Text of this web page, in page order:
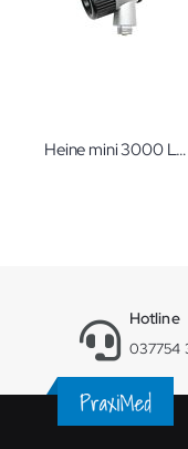
Heine mini 3000 LED ohne Griff mit Kontaktscheibe Dermatoskop
Hotline
037754